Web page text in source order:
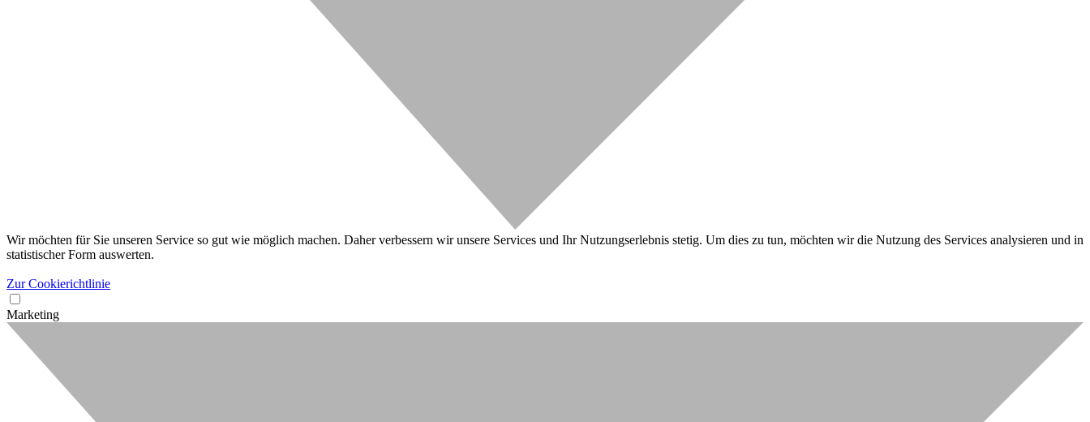
Wir möchten für Sie unseren Service so gut wie möglich machen. Daher verbessern wir unsere Services und Ihr Nutzungserlebnis stetig. Um dies zu tun, möchten wir die Nutzung des Services analysieren und in
statistischer Form auswerten.
Zur Cookierichtlinie
Marketing